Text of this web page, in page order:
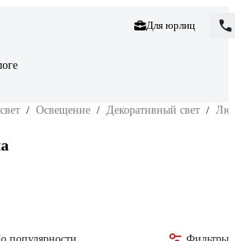
Для юрлиц
/ Освещение / Декоративный свет /